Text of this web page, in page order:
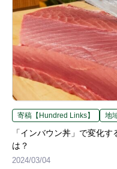
寄稿【Hundred Links】 地
「インバウン丼」で変化
は？
2024/03/04